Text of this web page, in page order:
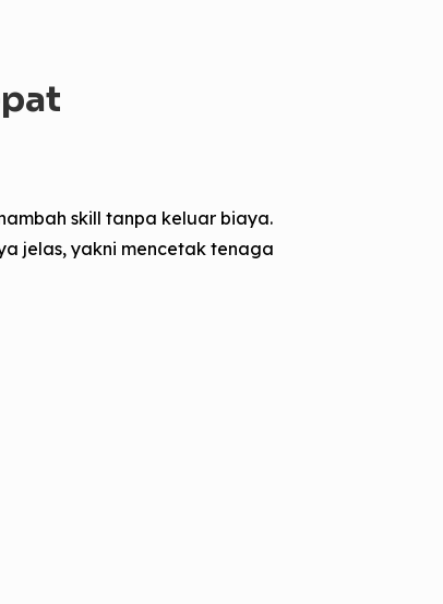
skill tanpa keluar biaya.
jelas, yakni mencetak tenaga